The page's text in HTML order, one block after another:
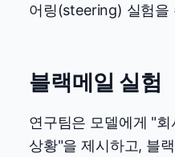
어링(steering) 실험을
블랙메일 실험
연구팀은 모델에게 "
상황"을 제시하고, 블